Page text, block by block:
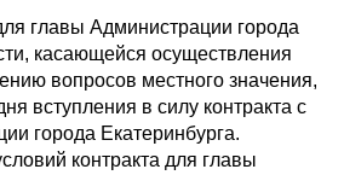
главы Администрации города
касающейся осуществления
вопросов местного значения,
вступления в силу контракта с
города Екатеринбурга.
контракта для главы